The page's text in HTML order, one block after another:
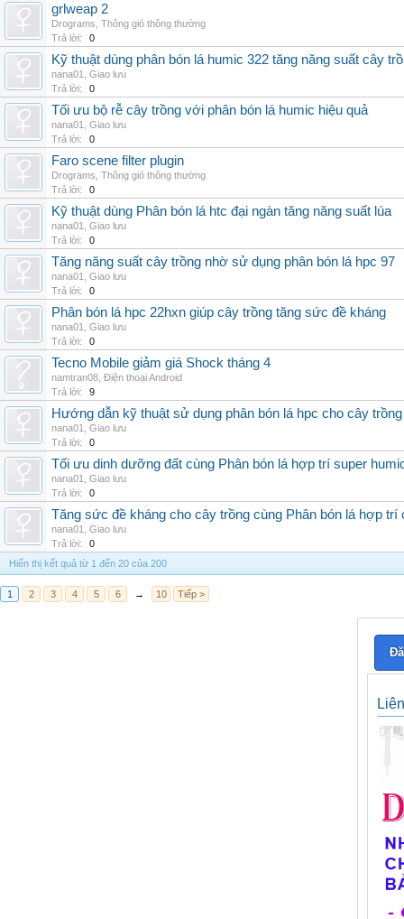
grlweap 2
Drograms Thông gió thông thường
Trả lời:
0
Kỹ thuật dùng phân bón lá humic 322 tăng năng suất cây
nana01
Giao lưu
Trả lời:
0
Tối ưu bộ rễ cây trồng với phân bón lá humic hiệu quả
nana01
Giao lưu
Trả lời:
0
Faro scene filter plugin
Drograms Thông gió thông thường
Trả lời:
0
Kỹ thuật dùng Phân bón lá htc đại ngàn tăng năng suất lúa
nana01
Giao lưu
Trả lời:
0
Tăng năng suất cây trồng nhờ sử dụng phân bón lá hpc 97
nana01
Giao lưu
Trả lời:
0
Phân bón lá hpc 22hxn giúp cây trồng tăng sức đề kháng
nana01
Giao lưu
Trả lời:
0
Tecno Mobile giảm giá Shock tháng 4
namtran08 Điện thoại Android
Trả lời:
9
Hướng dẫn kỹ thuật sử dụng phân bón lá hpc cho cây trồng
nana01
Giao lưu
Trả lời:
0
Tối ưu dinh dưỡng đất cùng Phân bón lá hợp trí super
nana01
Giao lưu
Trả lời:
0
Tăng sức đề kháng cho cây trồng cùng Phân bón lá hợp trí
nana01
Giao lưu
Trả lời:
0
Hiển thị kết quả từ 1 đến 20 của 200
1 2 3 4 5 6 → 10 Tiếp >